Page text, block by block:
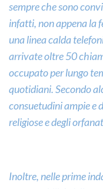
sempre che sono
infatti, non appena la
una linea calda
arrivate oltre 50
occupato per lungo
quotidiani. Secondo
consuetudini ampie e
religiose e degli
Inoltre, nelle prime